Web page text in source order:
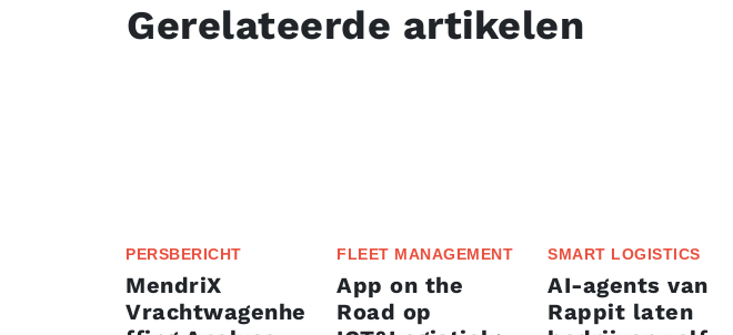
Gerelateerde artikelen
PERSBERICHT
MendriX
Vrachtwagenhe
FLEET MANAGEMENT
App on the
Road op
SMART LOGISTICS
AI-agents van
Rappit laten